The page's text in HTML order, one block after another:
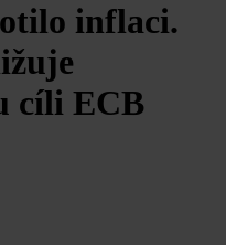
inflaci.
cíli ECB